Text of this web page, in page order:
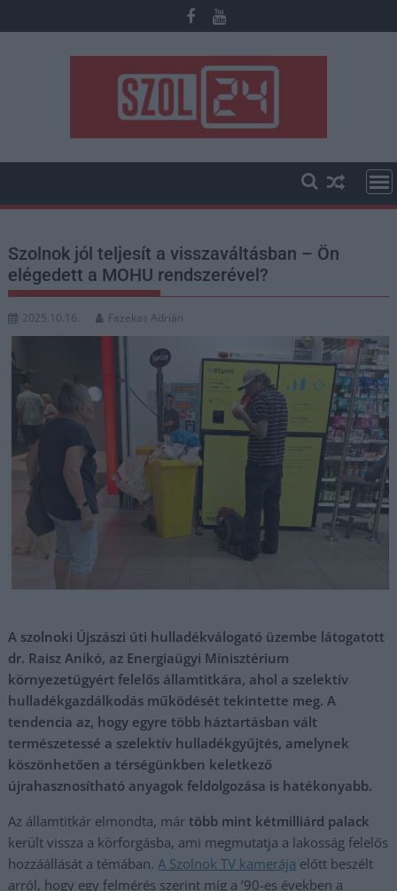
to
Szolnok jól teljesít a visszaváltásban – Ön
elégedett a MOHU rendszerével?
2025.10.16. Fazekas Adrián
A szolnoki Újszászi úti hulladékválogató üzembe látogatott
dr. Raisz Anikó, az Energiaügyi Minisztérium
környezetügyért felelős államtitkára, ahol a szelektív
hulladékgazdálkodás működését tekintette meg. A
tendencia az, hogy egyre több háztartásban vált
természetessé a szelektív hulladékgyűjtés, amelynek
köszönhetően a térségünkben keletkező
újrahasznosítható anyagok feldolgozása is hatékonyabb.
Az államtitkár elmondta, már több mint kétmilliárd palack
került vissza a körforgásba, ami megmutatja a lakosság felelős
hozzáállását a témában.A Szolnok TV kamerája előtt beszélt
arról, hogy egy felmérés szerint míg a ’90-es években a